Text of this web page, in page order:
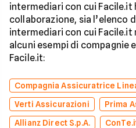
intermediari con cui Facile.it
collaborazione, sia l’elenco
intermediari con cui Facile.it
alcuni esempi di compagnie
Facile.it:
Compagnia Assicuratrice
Verti Assicurazioni
Prima
Allianz Direct S.p.A.